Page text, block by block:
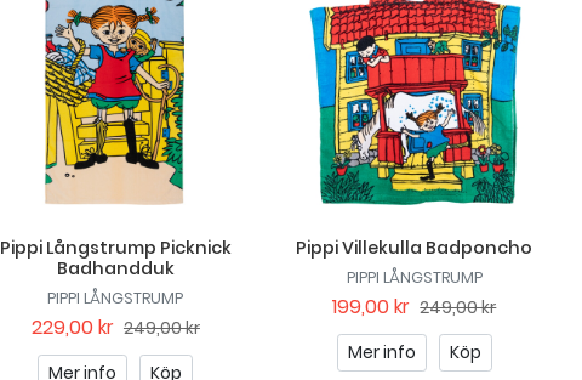
Pippi Långstrump Picknick
Badhandduk
PIPPI LÅNGSTRUMP
229,00 kr 249,00 kr
Mer info
Köp
Pippi Villekulla Badponcho
PIPPI LÅNGSTRUMP
199,00 kr 249,00 kr
Mer info
Köp